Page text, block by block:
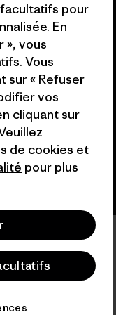
pour
En
», vous
Vous
sur « Refuser
vos
cliquant sur
de cookies et
pour plus